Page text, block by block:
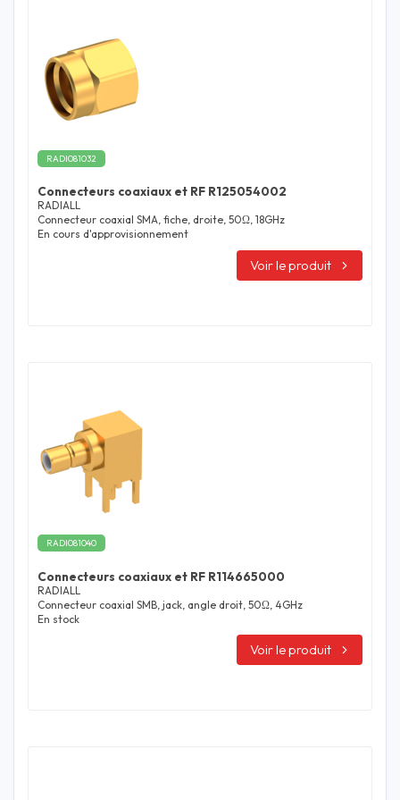
RADI081032
Connecteurs coaxiaux et RF R125054002
RADIALL
Connecteur coaxial SMA, fiche, droite, 50Ω, 18GHz
En cours d'approvisionnement
Voir le produit
RADI081040
Connecteurs coaxiaux et RF R114665000
RADIALL
Connecteur coaxial SMB, jack, angle droit, 50Ω, 4GHz
En stock
Voir le produit